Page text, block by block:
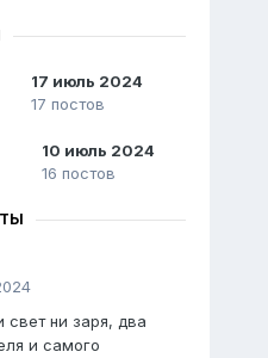
17 июль 2024
17 постов
10 июль 2024
16 постов
свет ни заря, два
и самого